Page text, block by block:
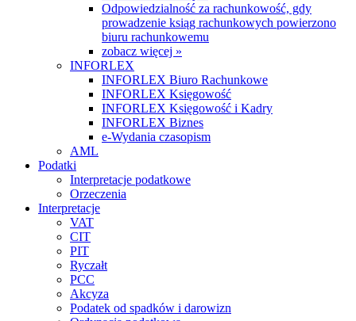
Odpowiedzialność za rachunkowość, gdy
prowadzenie ksiąg rachunkowych powierzono
biuru rachunkowemu
zobacz więcej »
INFORLEX
INFORLEX Biuro Rachunkowe
INFORLEX Księgowość
INFORLEX Księgowość i Kadry
INFORLEX Biznes
e-Wydania czasopism
AML
Podatki
Interpretacje podatkowe
Orzeczenia
Interpretacje
VAT
CIT
PIT
Ryczałt
PCC
Akcyza
Podatek od spadków i darowizn